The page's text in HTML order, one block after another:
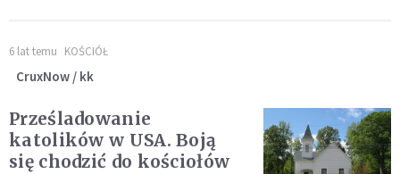
6 lat temu KOŚCIÓŁ
CruxNow / kk
Prześladowanie
katolików w USA. Boją
się chodzić do kościołów